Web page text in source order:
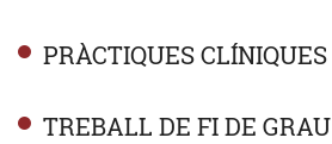
PRÀCTIQUES CLÍNIQUES
TREBALL DE FI DE GRAU